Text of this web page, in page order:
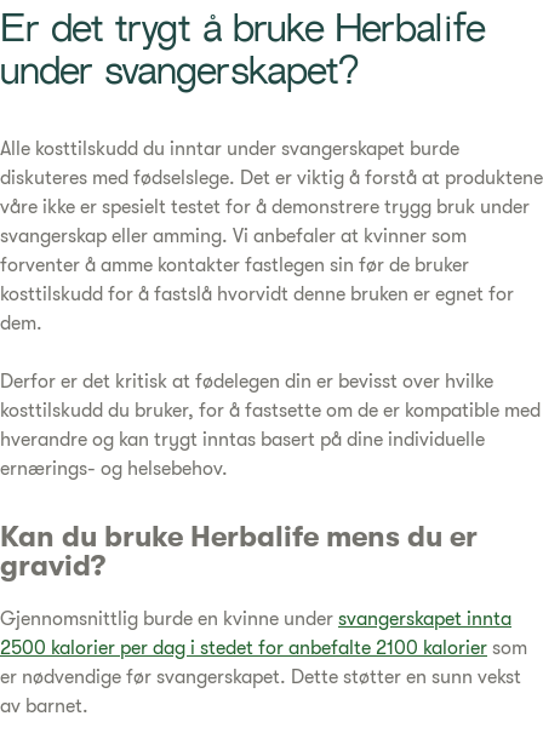
​​Er det trygt å bruke Herbalife
under svangerskapet?​
Alle kosttilskudd du inntar under svangerskapet burde
diskuteres med fødselslege. Det er viktig å forstå at produktene
våre ikke er spesielt testet for å demonstrere trygg bruk under
svangerskap eller amming. Vi anbefaler at kvinner som
forventer å amme kontakter fastlegen sin før de bruker
kosttilskudd for å fastslå hvorvidt denne bruken er egnet for
dem.
Derfor er det kritisk at fødelegen din er bevisst over hvilke
kosttilskudd du bruker, for å fastsette om de er kompatible med
hverandre og kan trygt inntas basert på dine individuelle
ernærings- og helsebehov.
Kan du bruke Herbalife mens du er
gravid?
Gjennomsnittlig burde en kvinne under svangerskapet innta
2500 kalorier per dag i stedet for anbefalte 2100 kalorier som
er nødvendige før svangerskapet. Dette støtter en sunn vekst
av barnet.